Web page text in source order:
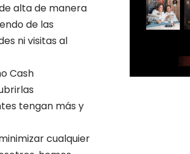
alta de manera
de las
ni visitas al
Cash
tengan más y
cualquier